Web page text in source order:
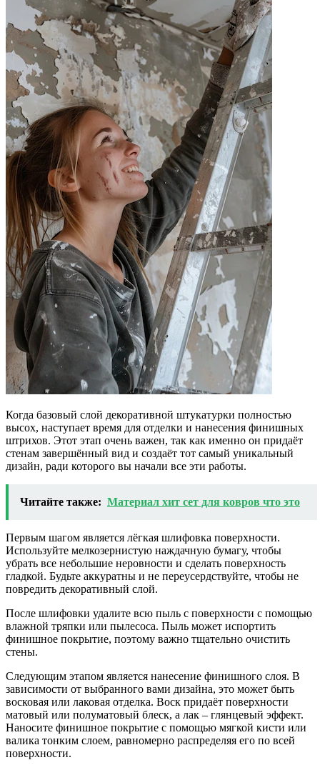
Когда базовый слой декоративной штукатурки полностью
высох, наступает время для отделки и нанесения финишных
штрихов. Этот этап очень важен, так как именно он придаёт
стенам завершённый вид и создаёт тот самый уникальный
дизайн, ради которого вы начали все эти работы.
Читайте также: Материал хит сет для ковров что это
Первым шагом является лёгкая шлифовка поверхности.
Используйте мелкозернистую наждачную бумагу, чтобы
убрать все небольшие неровности и сделать поверхность
гладкой. Будьте аккуратны и не переусердствуйте, чтобы не
повредить декоративный слой.
После шлифовки удалите всю пыль с поверхности с помощью
влажной тряпки или пылесоса. Пыль может испортить
финишное покрытие, поэтому важно тщательно очистить
стены.
Следующим этапом является нанесение финишного слоя. В
зависимости от выбранного вами дизайна, это может быть
восковая или лаковая отделка. Воск придаёт поверхности
матовый или полуматовый блеск, а лак – глянцевый эффект.
Наносите финишное покрытие с помощью мягкой кисти или
валика тонким слоем, равномерно распределяя его по всей
поверхности.